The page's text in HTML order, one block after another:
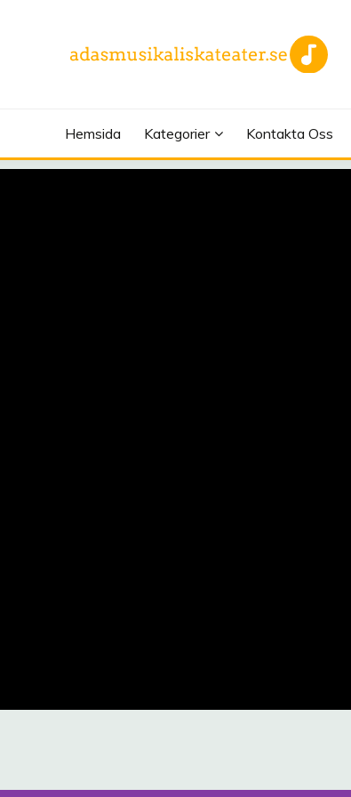
Hemsida Kategorier Kontakta Oss